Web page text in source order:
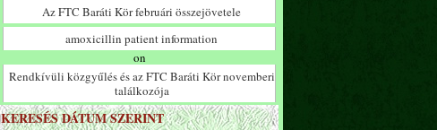
Az FTC Baráti Kör februári összejövetele
amoxicillin patient information
on
Rendkívüli közgyűlés és az FTC Baráti Kör novemberi
találkozója
KERESÉS DÁTUM SZERINT